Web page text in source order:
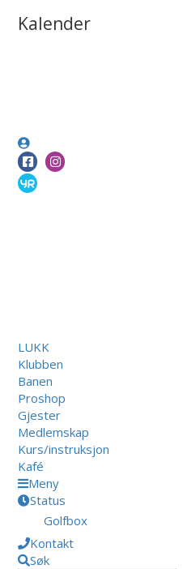
Kalender
LUKK
Klubben
Banen
Proshop
Gjester
Medlemskap
Kurs/instruksjon
Kafé
Meny
Status
Golfbox
Kontakt
Søk